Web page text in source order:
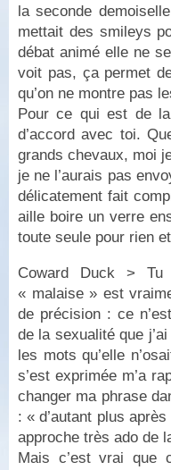
la seconde
mettait des smileys
débat animé elle ne
voit pas, ça permet
qu’on ne montre pas
Pour ce qui est de
d’accord avec toi.
grands chevaux, moi
je ne l’aurais pas
délicatement fait
aille boire un verre
toute seule pour rien
Coward Duck > Tu
« malaise » est
de précision : ce
de la sexualité que
les mots qu’elle
s’est exprimée m’a
changer ma phrase
: « d’autant plus
approche très ado de
Mais c’est vrai que